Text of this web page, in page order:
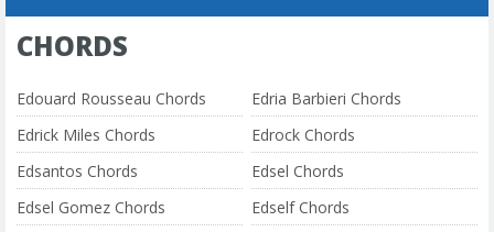
CHORDS
Edouard Rousseau Chords
Edria Barbieri Chords
Edrick Miles Chords
Edrock Chords
Edsantos Chords
Edsel Chords
Edsel Gomez Chords
Edself Chords